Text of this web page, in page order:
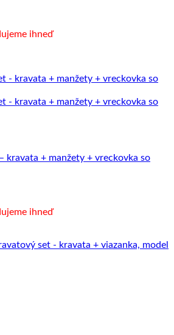
ihneď
kravata + manžety + vreckovka so
ihneď